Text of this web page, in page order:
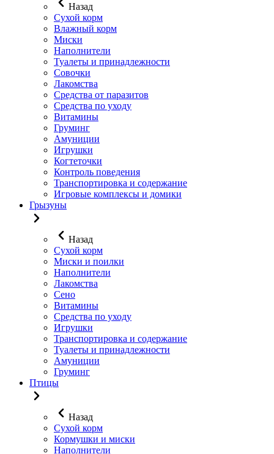
Назад
Сухой корм
Влажный корм
Миски
Наполнители
Туалеты и принадлежности
Совочки
Лакомства
Средства от паразитов
Средства по уходу
Витамины
Груминг
Амуниции
Игрушки
Когтеточки
Контроль поведения
Транспортировка и содержание
Игровые комплексы и домики
Грызуны
Назад
Сухой корм
Миски и поилки
Наполнители
Лакомства
Сено
Витамины
Средства по уходу
Игрушки
Транспортировка и содержание
Туалеты и принадлежности
Амуниции
Груминг
Птицы
Назад
Сухой корм
Кормушки и миски
Наполнители